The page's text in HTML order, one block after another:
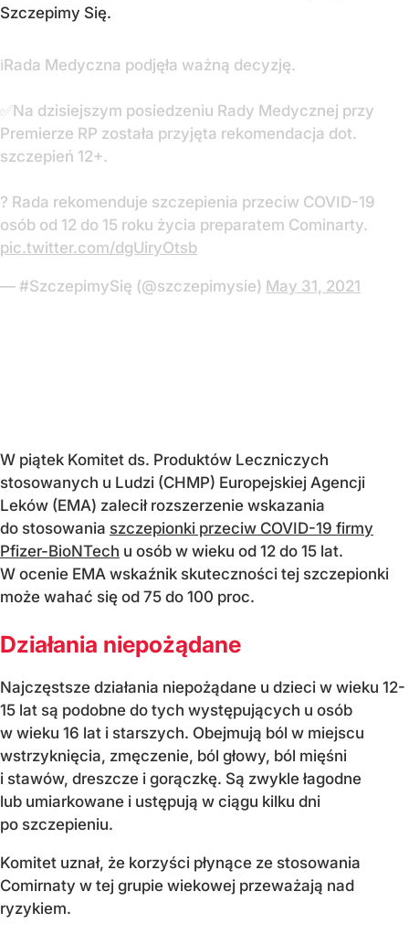
Szczepimy Się.
ℹ️Rada Medyczna podjęła ważną decyzję.
✅Na dzisiejszym posiedzeniu Rady Medycznej przy
Premierze RP została przyjęta rekomendacja dot.
szczepień 12+.
?️ Rada rekomenduje szczepienia przeciw COVID-19
osób od 12 do 15 roku życia preparatem Cominarty.
pic.twitter.com/dgUiryOtsb
— #SzczepimySię (@szczepimysie) May 31, 2021
W piątek Komitet ds. Produktów Leczniczych
stosowanych u Ludzi (CHMP) Europejskiej Agencji
Leków (EMA) zalecił rozszerzenie wskazania
do stosowania szczepionki przeciw COVID-19 firmy
Pfizer-BioNTech u osób w wieku od 12 do 15 lat.
W ocenie EMA wskaźnik skuteczności tej szczepionki
może wahać się od 75 do 100 proc.
Działania niepożądane
Najczęstsze działania niepożądane u dzieci w wieku 12-
15 lat są podobne do tych występujących u osób
w wieku 16 lat i starszych. Obejmują ból w miejscu
wstrzyknięcia, zmęczenie, ból głowy, ból mięśni
i stawów, dreszcze i gorączkę. Są zwykle łagodne
lub umiarkowane i ustępują w ciągu kilku dni
po szczepieniu.
Komitet uznał, że korzyści płynące ze stosowania
Comirnaty w tej grupie wiekowej przeważają nad
ryzykiem.